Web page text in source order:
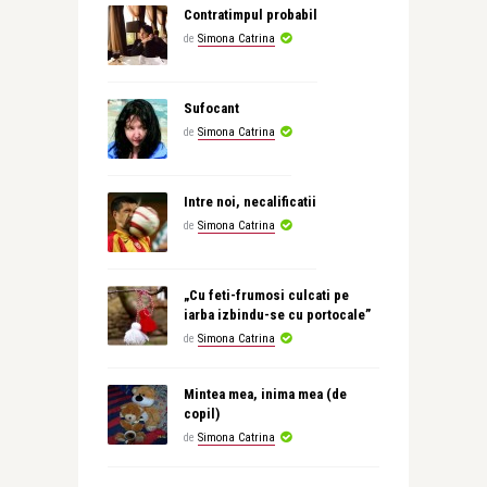
Contratimpul probabil
de Simona Catrina
Sufocant
de Simona Catrina
Intre noi, necalificatii
de Simona Catrina
„Cu feti-frumosi culcati pe
iarba izbindu-se cu portocale”
de Simona Catrina
Mintea mea, inima mea (de
copil)
de Simona Catrina